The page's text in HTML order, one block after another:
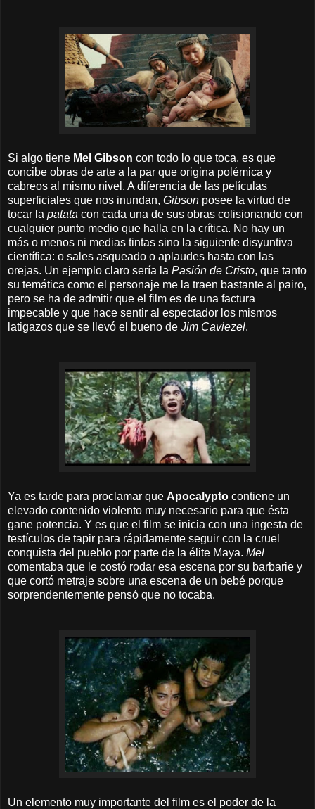
Si algo tiene Mel Gibson con todo lo que toca, es que
concibe obras de arte a la par que origina polémica y
cabreos al mismo nivel. A diferencia de las películas
superficiales que nos inundan, Gibson posee la virtud de
tocar la patata con cada una de sus obras colisionando con
cualquier punto medio que halla en la crítica. No hay un
más o menos ni medias tintas sino la siguiente disyuntiva
científica: o sales asqueado o aplaudes hasta con las
orejas. Un ejemplo claro sería la Pasión de Cristo, que tanto
su temática como el personaje me la traen bastante al pairo,
pero se ha de admitir que el film es de una factura
impecable y que hace sentir al espectador los mismos
latigazos que se llevó el bueno de Jim Caviezel.
Ya es tarde para proclamar que Apocalypto contiene un
elevado contenido violento muy necesario para que ésta
gane potencia. Y es que el film se inicia con una ingesta de
testículos de tapir para rápidamente seguir con la cruel
conquista del pueblo por parte de la élite Maya. Mel
comentaba que le costó rodar esa escena por su barbarie y
que cortó metraje sobre una escena de un bebé porque
sorprendentemente pensó que no tocaba.
Un elemento muy importante del film es el poder de la